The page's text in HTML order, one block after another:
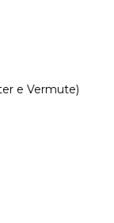
e Vermute)